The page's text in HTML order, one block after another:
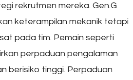
rekrutmen mereka. Gen.G
keterampilan mekanik tetapi
pada tim. Pemain seperti
perpaduan pengalaman
berisiko tinggi. Perpaduan